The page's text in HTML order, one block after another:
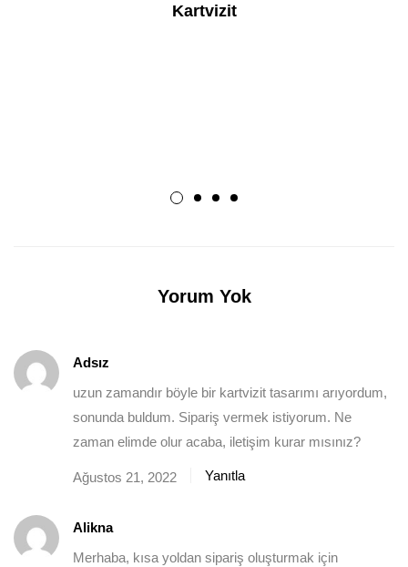
Kartvizit
Yorum Yok
Adsız
uzun zamandır böyle bir kartvizit tasarımı arıyordum,
sonunda buldum. Sipariş vermek istiyorum. Ne
zaman elimde olur acaba, iletişim kurar mısınız?
Ağustos 21, 2022 Yanıtla
Alikna
Merhaba, kısa yoldan sipariş oluşturmak için